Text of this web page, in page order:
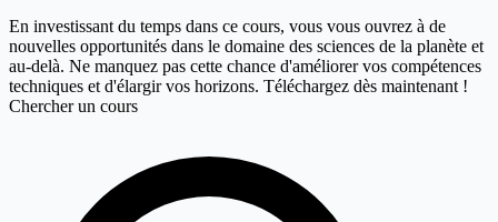
En investissant du temps dans ce cours, vous vous ouvrez à de
nouvelles opportunités dans le domaine des sciences de la planète et
au-delà. Ne manquez pas cette chance d'améliorer vos compétences
techniques et d'élargir vos horizons. Téléchargez dès maintenant !
Chercher un cours